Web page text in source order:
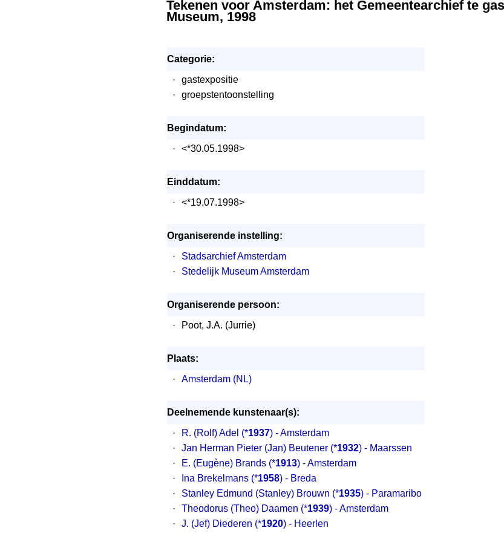
Tekenen voor Amsterdam: het Gemeentearchief te
Museum, 1998
Categorie:
·
gastexpositie
·
groepstentoonstelling
Begindatum:
·
<*30.05.1998>
Einddatum:
·
<*19.07.1998>
Organiserende instelling:
·
Stadsarchief Amsterdam
·
Stedelijk Museum Amsterdam
Organiserende persoon:
·
Poot, J.A. (Jurrie)
Plaats:
·
Amsterdam (NL)
Deelnemende kunstenaar(s):
·
R. (Rolf) Adel (*1937) - Amsterdam
·
Jan Herman Pieter (Jan) Beutener (*1932) - Maarssen
·
E. (Eugène) Brands (*1913) - Amsterdam
·
Ina Brekelmans (*1958) - Breda
·
Stanley Edmund (Stanley) Brouwn (*1935) - Paramaribo
·
Theodorus (Theo) Daamen (*1939) - Amsterdam
·
J. (Jef) Diederen (*1920) - Heerlen